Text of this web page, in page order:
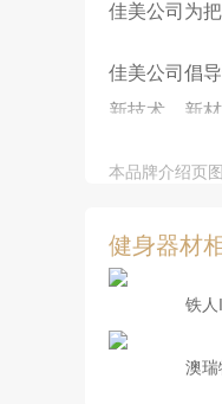
佳美公司为
佳美公司倡
新技术、新
正是由于佳
佳美公司的
时、英国、
出自己应有的
本品牌介绍页
健身器材
铁人
澳瑞